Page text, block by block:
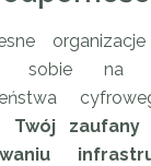
sobie na
Twój